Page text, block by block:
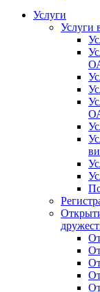
Услуги
Услуги